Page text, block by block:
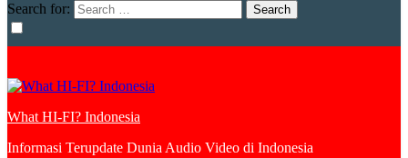
Search for:
What HI-FI? Indonesia
Informasi Terupdate Dunia Audio Video di Indonesia